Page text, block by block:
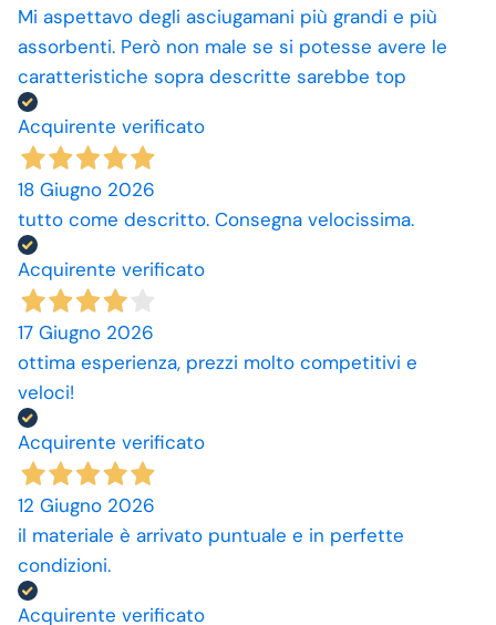
Mi aspettavo degli asciugamani più grandi e più
assorbenti. Però non male se si potesse avere le
caratteristiche sopra descritte sarebbe top
Acquirente verificato
18 Giugno 2026
tutto come descritto. Consegna velocissima.
Acquirente verificato
17 Giugno 2026
ottima esperienza, prezzi molto competitivi e
veloci!
Acquirente verificato
12 Giugno 2026
il materiale è arrivato puntuale e in perfette
condizioni.
Acquirente verificato